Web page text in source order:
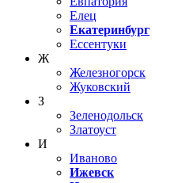
Елец
Екатеринбург
Ессентуки
Ж
Железногорск
Жуковский
З
Зеленодольск
Златоуст
И
Иваново
Ижевск